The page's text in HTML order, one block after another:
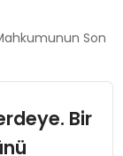
Son
Bir